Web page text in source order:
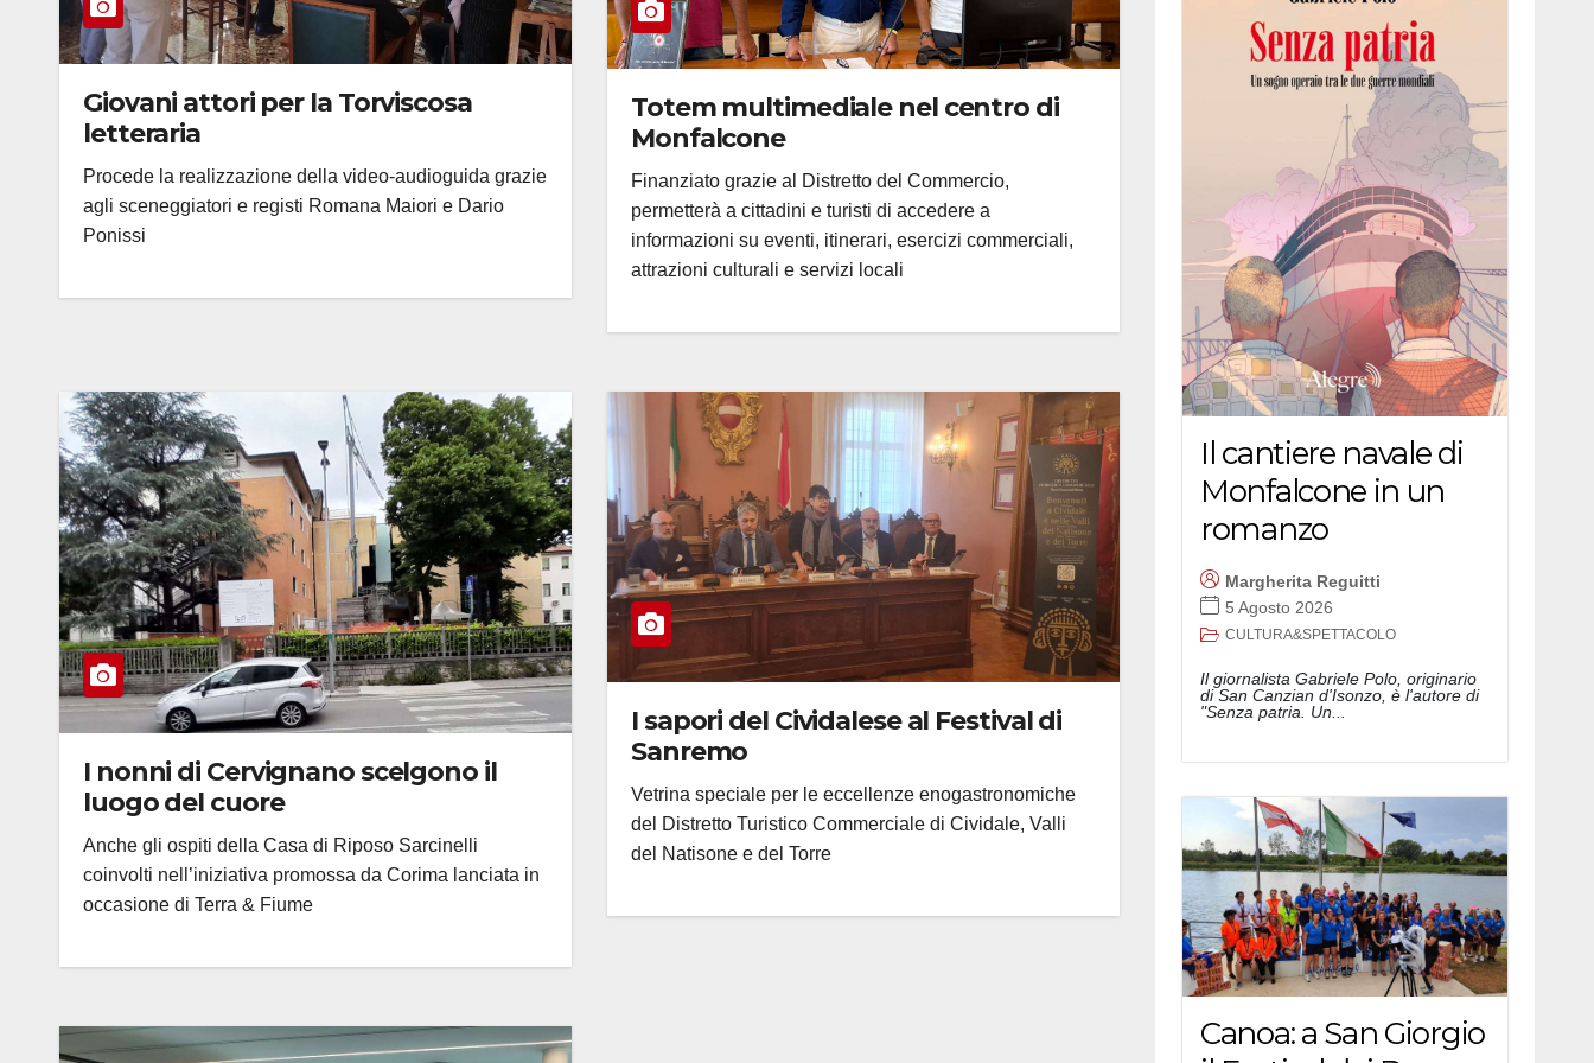
Giovani attori per la Torviscosa
letteraria
Procede la realizzazione della video-audioguida grazie
agli sceneggiatori e registi Romana Maiori e Dario
Ponissi
Totem multimediale nel centro di
Monfalcone
Finanziato grazie al Distretto del Commercio,
permetterà a cittadini e turisti di accedere a
informazioni su eventi, itinerari, esercizi commerciali,
attrazioni culturali e servizi locali
I nonni di Cervignano scelgono il
luogo del cuore
Anche gli ospiti della Casa di Riposo Sarcinelli
coinvolti nell’iniziativa promossa da Corima lanciata in
occasione di Terra & Fiume
I sapori del Cividalese al Festival di
Sanremo
Vetrina speciale per le eccellenze enogastronomiche
del Distretto Turistico Commerciale di Cividale, Valli
del Natisone e del Torre
Il cantiere navale di
Monfalcone in un
romanzo
Margherita Reguitti
5 Agosto 2026
CULTURA&SPETTACOLO
Il giornalista Gabriele Polo, originario
di San Canzian d'Isonzo, è l'autore di
"Senza patria. Un...
Canoa: a San Giorgio